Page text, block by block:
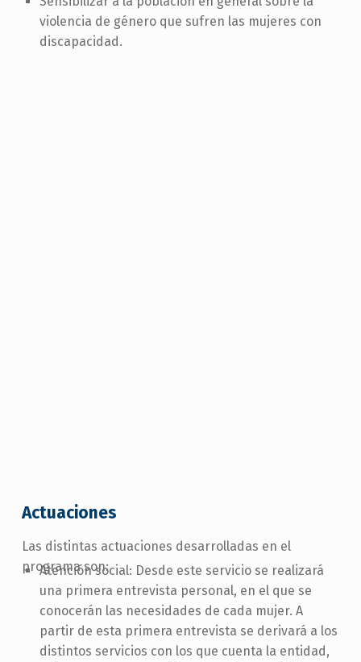
violencia de género que sufren las mujeres con
discapacidad.
Actuaciones
Las distintas actuaciones desarrolladas en el
programa son:
Atención social: Desde este servicio se realizará
una primera entrevista personal, en el que se
conocerán las necesidades de cada mujer. A
partir de esta primera entrevista se derivará a los
distintos servicios con los que cuenta la entidad,